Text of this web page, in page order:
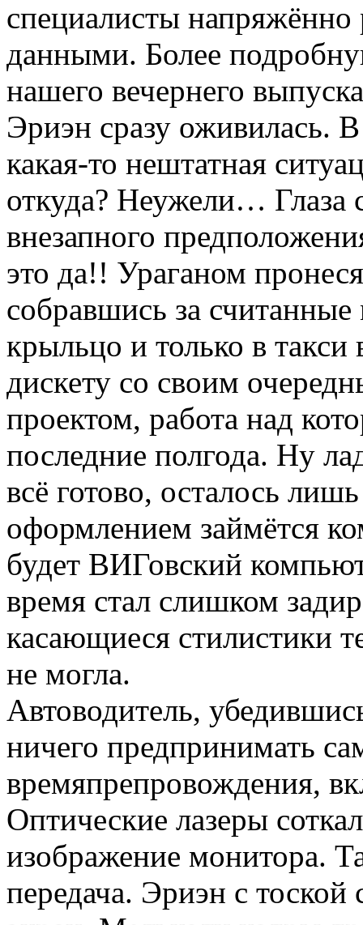
специалисты
данными. Более
нашего вечернего
Эриэн сразу оживилась.
какая-то нештатная
откуда? Неужели… Глаза
внезапного
это да!! Ураганом
собравшись за
крыльцо и только в
дискету со своим
проектом, работа над
последние полгода. Ну
всё готово, осталось
оформлением займётся
будет ВИГовский
время стал слишком
касающиеся стилистики
не могла.
Автоводитель,
ничего предпринимать
времяпрепровождения,
Оптические лазеры
изображение монитора.
передача. Эриэн с тоской